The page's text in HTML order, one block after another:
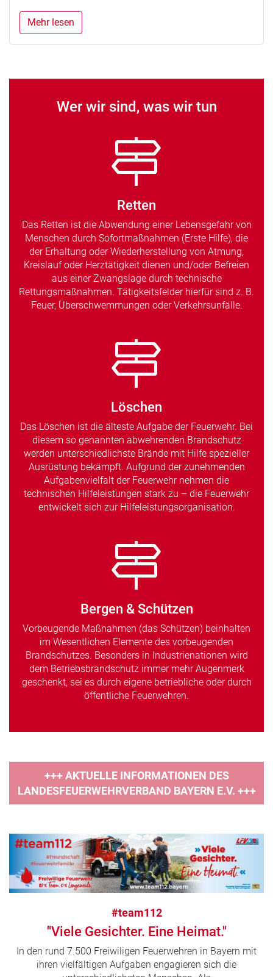
Mehr lesen
Wer wir sind, was wir tun
Retten
Das Retten ist die Abwendung einer Lebensgefahr von
Menschen durch Sofortmaßnahmen (Erste Hilfe), die
der Erhaltung oder Wiederherstellung von Atmung,
Kreislauf oder Herztätigkeit dienen und/oder Befreien
aus einer Zwangslage durch technische
Rettungsmaßnahmen. Tätigkeitsfelder hierfür sind z. B.
Feuer, Überschwemmungen oder Verkehrsunfälle.
Löschen
Das Löschen ist die älteste Aufgabe der Feuerwehr. Bei
diesem so genannten abwehrenden Brandschutz
werden unterschiedlichste Brände mit Hilfe spezieller
Ausrüstung bekämpft. Aufgrund der zunehmenden
Aufgabenvielfalt der Feuerwehr nehmen die
technischen Hilfeleistungen stark zu – die Feuerwehr
entwickelt sich zur Hilfeleistungsorganisation.
Bergen & Schützen
Vorbeugende Maßnahmen (das Schützen) beinhalten
im Wesentlichen Elemente des vorbeugenden
Brandschutzes. Besonders in Industrienationen wird
dem Betriebsbrandschutz immer mehr Augenmerk
geschenkt, sei es durch eigene betriebliche oder durch
öffentliche Feuerwehren.
+++ AKTUELLE INFORMATIONEN DES
LANDESFEUERWEHRVERBAND BAYERN E.V. +++
#team112
"Viele Gesichter. Eine Heimat."
In den rund 7.500 Freiwiligen Feuerwehren in Bayern mit
ihren vielfältigen Aufgaben engagieren sich die